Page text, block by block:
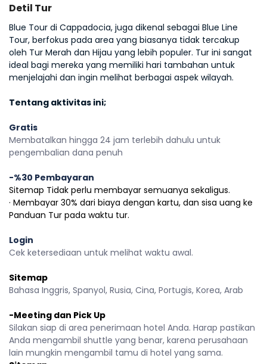
Detil Tur
Blue Tour di Cappadocia, juga dikenal sebagai Blue Line
Tour, berfokus pada area yang biasanya tidak tercakup
oleh Tur Merah dan Hijau yang lebih populer. Tur ini sangat
ideal bagi mereka yang memiliki hari tambahan untuk
menjelajahi dan ingin melihat berbagai aspek wilayah.
Tentang aktivitas ini;
Gratis
Membatalkan hingga 24 jam terlebih dahulu untuk
pengembalian dana penuh
-%30 Pembayaran
Sitemap Tidak perlu membayar semuanya sekaligus.
· Membayar 30% dari biaya dengan kartu, dan sisa uang ke
Panduan Tur pada waktu tur.
Login
Cek ketersediaan untuk melihat waktu awal.
Sitemap
Bahasa Inggris, Spanyol, Rusia, Cina, Portugis, Korea, Arab
-Meeting dan Pick Up
Silakan siap di area penerimaan hotel Anda. Harap pastikan
Anda mengambil shuttle yang benar, karena perusahaan
lain mungkin mengambil tamu di hotel yang sama.